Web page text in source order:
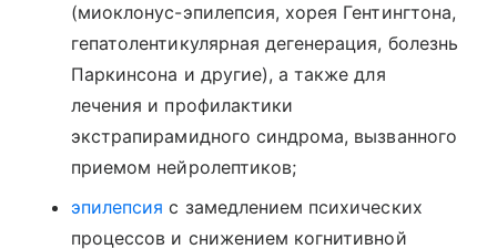
(миоклонус-эпилепсия, хорея Гентингтона,
гепатолентикулярная дегенерация, болезнь
Паркинсона и другие), а также для
лечения и профилактики
экстрапирамидного синдрома, вызванного
приемом нейролептиков;
эпилепсия с замедлением психических
процессов и снижением когнитивной